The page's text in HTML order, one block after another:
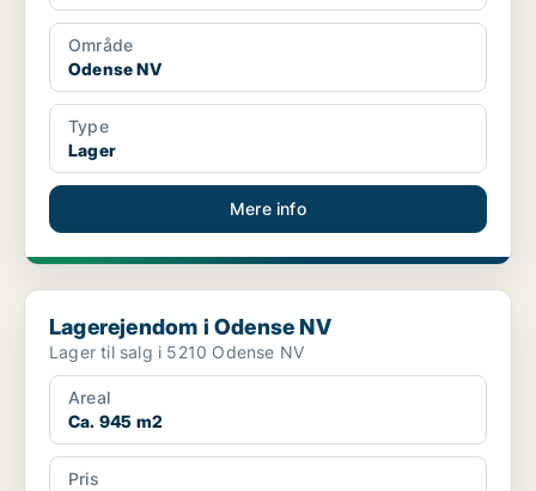
Område
Odense NV
Type
Lager
Mere info
Lagerejendom i Odense NV
Lagerejendom i Odense NV
Lager til salg i 5210 Odense NV
Areal
Ca. 945 m2
Pris